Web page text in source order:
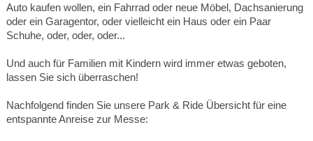
Auto kaufen wollen, ein Fahrrad oder neue Möbel, Dachsanierung
oder ein Garagentor, oder vielleicht ein Haus oder ein Paar
Schuhe, oder, oder, oder...
Und auch für Familien mit Kindern wird immer etwas geboten,
lassen Sie sich überraschen!
Nachfolgend finden Sie unsere Park & Ride Übersicht für eine
entspannte Anreise zur Messe: